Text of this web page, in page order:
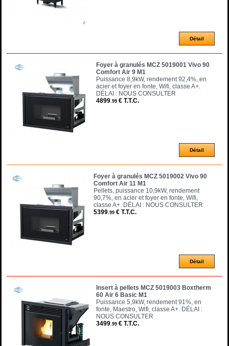
Foyer à granulés MCZ 5019001 Vivo 90
Comfort Air 9 M1
Puissance 8,9kW, rendement 92,4%, en
acier et foyer en fonte, Wifi, classe A+.
DÉLAI : NOUS CONSULTER
4899 .99 € T.T.C.
Foyer à granulés MCZ 5019002 Vivo 90
Comfort Air 11 M1
Pellets, puissance 10,9kW, rendement
90,7%, en acier et foyer en fonte, Wifi,
classe A+. DÉLAI : NOUS CONSULTER
5399 .99 € T.T.C.
Insert à pellets MCZ 5019003 Boxtherm
60 Air 6 Basic M1
Puissance 5,9kW, rendement 91%, en
fonte, Maestro, Wifi, classe A+. DÉLAI :
NOUS CONSULTER
3499 .99 € T.T.C.